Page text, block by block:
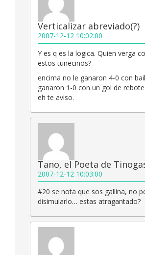
Verticalizar abreviado(?)
2007-12-12 10:02:00
Y es q es la logica. Quien verga
estos tunecinos?
encima no le ganaron 4-0 con
ganaron 1-0 con un gol de
eh te aviso.
Tano, el Poeta de
2007-12-12 10:03:00
#20 se nota que sos gallina, no
disimularlo… estas atragantado?